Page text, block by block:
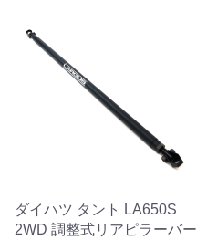
ダイハツ タント LA650S
2WD 調整式リアピラーバー